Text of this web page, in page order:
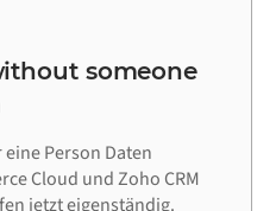
someone
Person Daten
Cloud und Zoho CRM
jetzt eigenständig.